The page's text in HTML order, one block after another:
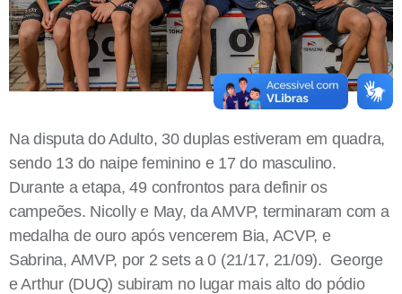
Na disputa do Adulto, 30 duplas estiveram em quadra,
sendo 13 do naipe feminino e 17 do masculino.
Durante a etapa, 49 confrontos para definir os
campeões. Nicolly e May, da AMVP, terminaram com a
medalha de ouro após vencerem Bia, ACVP, e
Sabrina, AMVP, por 2 sets a 0 (21/17, 21/09). George
e Arthur (DUQ) subiram no lugar mais alto do pódio